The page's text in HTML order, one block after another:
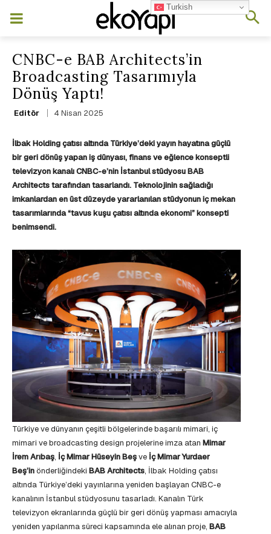
CNBC-e BAB Architects’in
Broadcasting Tasarımıyla
Dönüş Yaptı!
Editör 4 Nisan 2025
İlbak Holding çatısı altında Türkiye’deki yayın hayatına güçlü
bir geri dönüş yapan iş dünyası, finans ve eğlence konseptli
televizyon kanalı CNBC-e’nin İstanbul stüdyosu BAB
Architects tarafından tasarlandı. Teknolojinin sağladığı
imkanlardan en üst düzeyde yararlanılan stüdyonun iç mekan
tasarımlarında “tavus kuşu çatısı altında ekonomi” konsepti
benimsendi.
Türkiye ve dünyanın çeşitli bölgelerinde başarılı mimari, iç
mimari ve broadcasting design projelerine imza atan Mimar
İrem Arıbaş, İç Mimar Hüseyin Beşve İç Mimar Yurdaer
Beş’inönderliğindeki BAB Architects, İlbak Holding çatısı
altında Türkiye’deki yayınlarına yeniden başlayan CNBC-e
kanalının İstanbul stüdyosunu tasarladı. Kanalın Türk
televizyon ekranlarında güçlü bir geri dönüş yapması amacıyla
yeniden yapılanma süreci kapsamında ele alınan proje, BAB
Turkish